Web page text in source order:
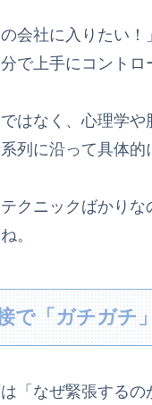
会社に入りたい
で上手にコント
はなく、心理学
列に沿って具体
クニックばかり
。
で「ガチガチ
「なぜ緊張する